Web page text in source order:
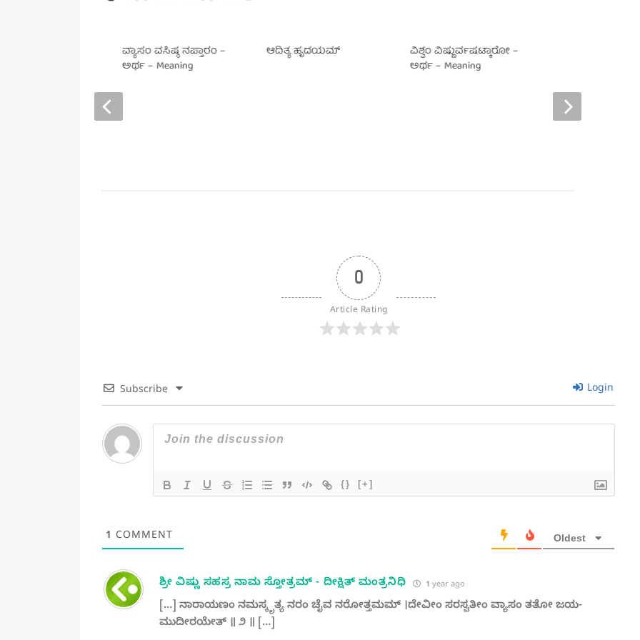
ಆದಿತ್ಯ ಹೃದಯಮ್
ವಿಶ್ವಂ ವಿಷ್ಣುರ್ವಷಟ್ಕಾರೋ –
ಅರ್ಥ – Meaning
ವ್ಯಾಸಂ ವಸಿಷ್ಠ ನಪ್ತಾರಂ –
ಅರ್ಥ – Meaning
0
Article Rating
Subscribe Login
{} [+]
1 COMMENT Oldest
ಶ್ರೀ ವಿಷ್ಣು ಸಹಸ್ರ ನಾಮ ಸ್ತೋತ್ರಮ್ - ದೀಕ್ಷಿತ್ ಮಂತ್ರನಿಧಿ 1 year ago
[…] ನಾರಾಯಣಂ ನಮಸ್ಕೃತ್ಯ ನರಂ ಚೈವ ನರೋತ್ತಮಮ್ ।ದೇವೀಂ ಸರಸ್ವತೀಂ ವ್ಯಾಸಂ ತತೋ ಜಯ-
ಮುದೀರಯೇತ್ ॥ ೨ ॥ […]